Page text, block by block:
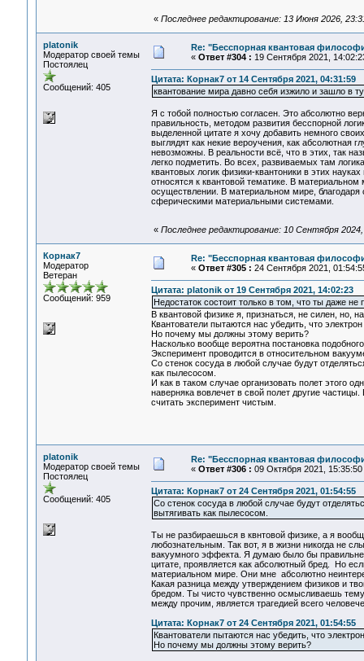
« Последнее редактирование: 13 Июня 2026,
platonik
Модератор своей темы
Постоялец
Сообщений: 405
Re: "Бесспорная квантовая
« Ответ #304 : 19 Сентября 2021,
Цитата: Корнак7 от 14 Сентября 2021, 04:31:59
квантование мира давно себя изжило и зашло в
Я с тобой полностью согласен. Это абсолютно
правильность, методом развития бесспорной
выделенной цитате я хочу добавить немного
выглядят как некие вероучения, как абсолютная
невозможны. В реальности всё, что в этих, так
легко подметить. Во всех, развиваемых там
квантовых логик физики-квантоники в этих
относятся к квантовой тематике. В
осуществлении. В материальном мире,
сферическими материальными системами.
« Последнее редактирование: 10 Сентября
Корнак7
Модератор
Ветеран
Сообщений: 959
Re: "Бесспорная квантовая
« Ответ #305 : 24 Сентября 2021,
Цитата: platonik от 19 Сентября 2021, 14:02:23
Недостаток состоит только в том, что ты даже
В квантовой физике я, признаться, не силен, но,
Квантователи пытаются нас убедить, что
Но почему мы должны этому верить?
Насколько вообще вероятна постановка
Эксперимент проводится в относительном
Со стенок сосуда в любой случае будут
как пылесосом.
И как в таком случае организовать полет этого
наверняка вовлечет в свой полет другие
считать эксперимент чистым.
platonik
Модератор своей темы
Постоялец
Сообщений: 405
Re: "Бесспорная квантовая
« Ответ #306 : 09 Октября 2021, 15:35:50
Цитата: Корнак7 от 24 Сентября 2021, 01:54:55
Со стенок сосуда в любой случае будут
вытягивать как пылесосом.
Ты не разбираешься в квнтовой физике, а я
любознательным. Так вот, я в жизни никогда не
вакуумного эффекта. Я думаю было бы
цитате, проявляется как абсолютный бред. Но
материальном мире. Они мне абсолютно
Какая разница между утверждением физиков и
бредом. Ты чисто чувственно осмысливаешь
между прочим, является трагедией всего
Цитата: Корнак7 от 24 Сентября 2021, 01:54:55
Квантователи пытаются нас убедить, что
Но почему мы должны этому верить?